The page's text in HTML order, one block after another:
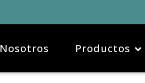
Nosotros Productos